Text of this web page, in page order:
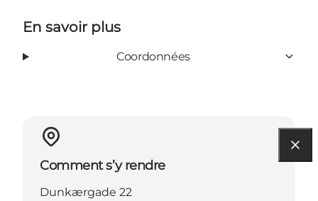
En savoir plus
Coordonnées
Comment s’y rendre
Dunkærgade 22